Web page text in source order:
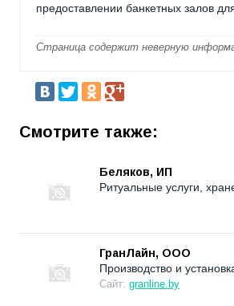
предоставлении банкетных залов
Страница содержит неверную
Смотрите также:
Беляков, ИП
Ритуальные услуги,
ГранЛайн, ООО
Производство и
Сайт: granline.by